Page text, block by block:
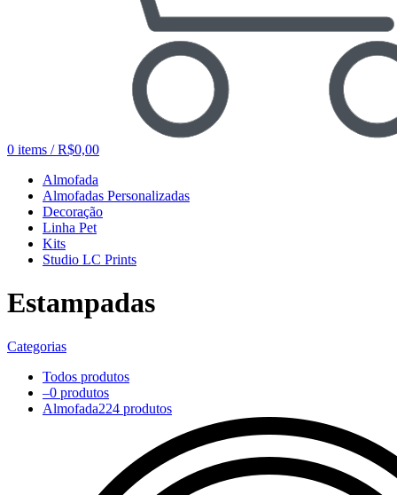
0 items / R$0,00
Almofada
Almofadas Personalizadas
Decoração
Linha Pet
Kits
Studio LC Prints
Estampadas
Categorias
Todos produtos
–0 produtos
Almofada224 produtos